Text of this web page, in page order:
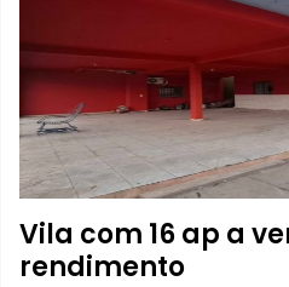
Vila com 16 ap a
rendimento